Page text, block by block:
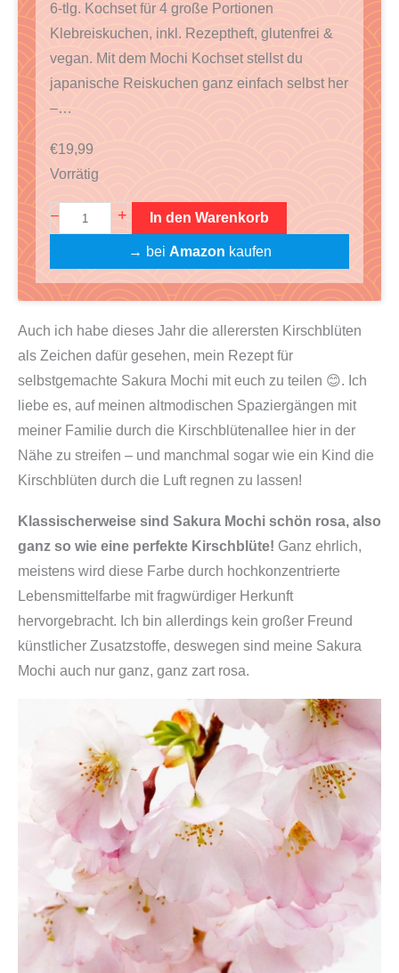
6-tlg. Kochset für 4 große Portionen
Klebreiskuchen, inkl. Rezeptheft, glutenfrei &
vegan. Mit dem Mochi Kochset stellst du
japanische Reiskuchen ganz einfach selbst her
–…
€19,99
Vorrätig
–
M
o
h
S
t
a
r
t
e
r
S
e
k
h
e
n
+ In den Warenkorb
→ bei Amazon kaufen
Auch ich habe dieses Jahr die allerersten Kirschblüten
als Zeichen dafür gesehen, mein Rezept für
selbstgemachte Sakura Mochi mit euch zu teilen 😊. Ich
liebe es, auf meinen altmodischen Spaziergängen mit
meiner Familie durch die Kirschblütenallee hier in der
Nähe zu streifen – und manchmal sogar wie ein Kind die
Kirschblüten durch die Luft regnen zu lassen!
Klassischerweise sind Sakura Mochi schön rosa, also
ganz so wie eine perfekte Kirschblüte! Ganz ehrlich,
meistens wird diese Farbe durch hochkonzentrierte
Lebensmittelfarbe mit fragwürdiger Herkunft
hervorgebracht. Ich bin allerdings kein großer Freund
künstlicher Zusatzstoffe, deswegen sind meine Sakura
Mochi auch nur ganz, ganz zart rosa.